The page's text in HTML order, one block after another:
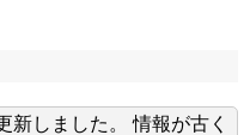
新しました。
情報が古く